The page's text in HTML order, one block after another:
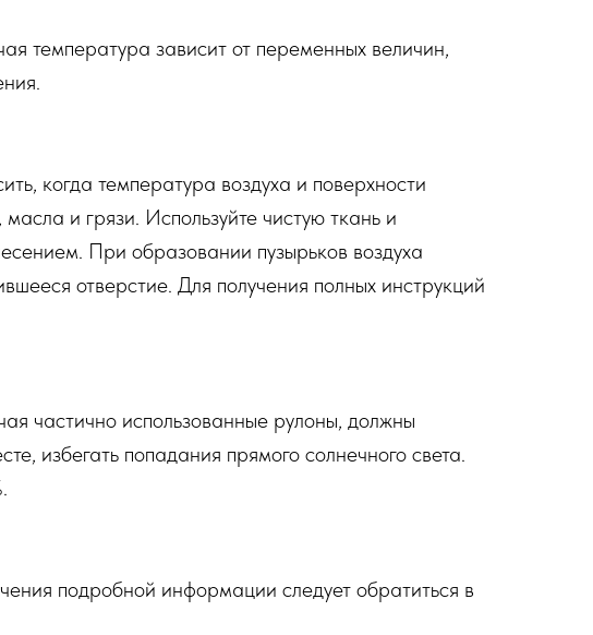
температура зависит от переменных величин,
когда температура воздуха и поверхности
и грязи. Используйте чистую ткань и
При образовании пузырьков воздуха
отверстие. Для получения полных инструкций
частично использованные рулоны, должны
избегать попадания прямого солнечного света.
подробной информации следует обратиться в